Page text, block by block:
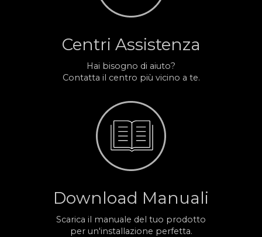
Centri Assistenza
Hai bisogno di aiuto?
Contatta il centro più vicino a te.
Download Manuali
Scarica il manuale del tuo prodotto
per un'installazione perfetta.